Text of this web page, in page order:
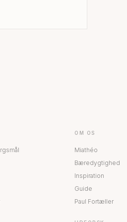
OM OS
Miathéo
Bæredygtighed
Inspiration
Guide
Paul Fortæller